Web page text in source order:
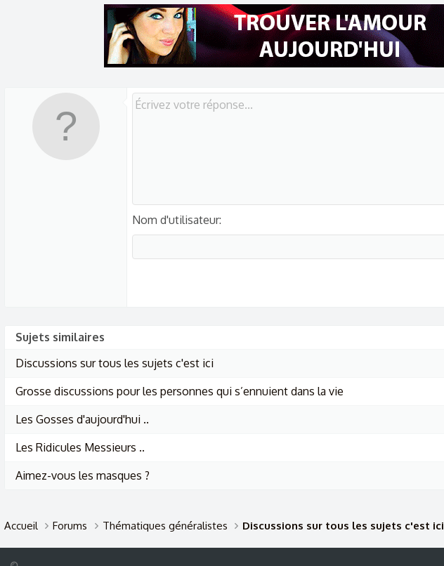
s
r
é
a
t
i
Nom d'utilisateur
Sujets similaires
Discussions sur tous les sujets c'est ici
Grosse discussions pour les personnes qui s’ennuient dans la vie
Les Gosses d'aujourd'hui ..
Les Ridicules Messieurs ..
Aimez-vous les masques ?
Accueil Forums Thématiques généralistes Discussions sur tous les sujets c'est ici